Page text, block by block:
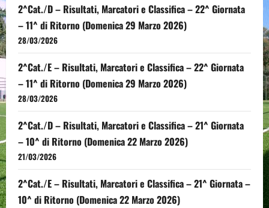
2^Cat./D – Risultati, Marcatori e Classifica – 22^ Giornata
– 11^ di Ritorno (Domenica 29 Marzo 2026)
28/03/2026
2^Cat./E – Risultati, Marcatori e Classifica – 22^ Giornata
– 11^ di Ritorno (Domenica 29 Marzo 2026)
28/03/2026
2^Cat./D – Risultati, Marcatori e Classifica – 21^ Giornata
– 10^ di Ritorno (Domenica 22 Marzo 2026)
21/03/2026
2^Cat./E – Risultati, Marcatori e Classifica – 21^ Giornata –
10^ di Ritorno (Domenica 22 Marzo 2026)